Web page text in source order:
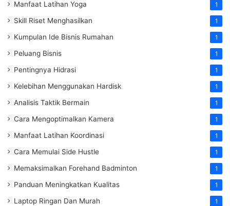
Manfaat Latihan Yoga 1
Skill Riset Menghasilkan 1
Kumpulan Ide Bisnis Rumahan 1
Peluang Bisnis 1
Pentingnya Hidrasi 1
Kelebihan Menggunakan Hardisk 1
Analisis Taktik Bermain 1
Cara Mengoptimalkan Kamera 1
Manfaat Latihan Koordinasi 1
Cara Memulai Side Hustle 1
Memaksimalkan Forehand Badminton 1
Panduan Meningkatkan Kualitas 1
Laptop Ringan Dan Murah 1